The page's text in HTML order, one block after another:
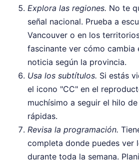
Explora las regiones. No te
señal nacional. Prueba a
Vancouver o en los
fascinante ver cómo cambia
noticia según la provincia.
Usa los subtítulos. Si estás
el icono "CC" en el
muchísimo a seguir el hilo
rápidas.
Revisa la programación.
completa donde puedes ver
durante toda la semana.